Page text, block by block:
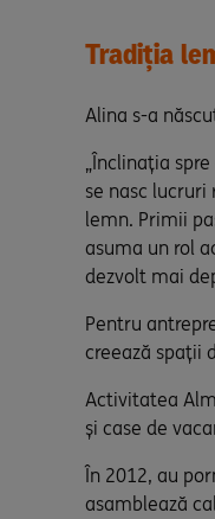
Tradiția
Alina s-a
„Înclinația
se nasc
lemn. Primii
asuma un rol
dezvolt mai
Pentru
creează spații
Activitatea
și case de
În 2012, au
asamblează